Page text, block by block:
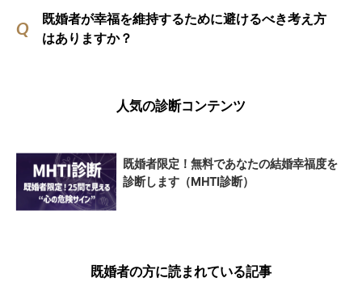
既婚者が幸福を維持するために避けるべき考え方
はありますか？
人気の診断コンテンツ
既婚者限定！無料であなたの結婚幸福度を
診断します（MHTI診断）
既婚者の方に読まれている記事